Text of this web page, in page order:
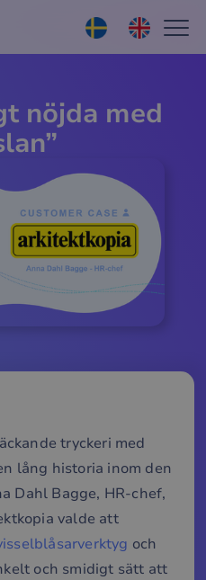
nöjda med
tryckeri med
lång historia inom den
Dahl Bagge, HR-chef,
valde att
och
och smidigt sätt att